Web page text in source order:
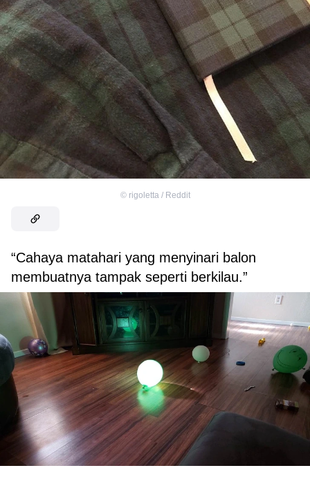
© rigoletta / Reddit
“Cahaya matahari yang menyinari balon
membuatnya tampak seperti berkilau.”